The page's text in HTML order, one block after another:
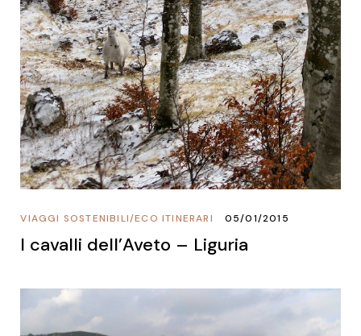
ECO ITINERARI
/
VIAGGI SOSTENIBILI 05/01/2015
I cavalli dell’Aveto – Liguria